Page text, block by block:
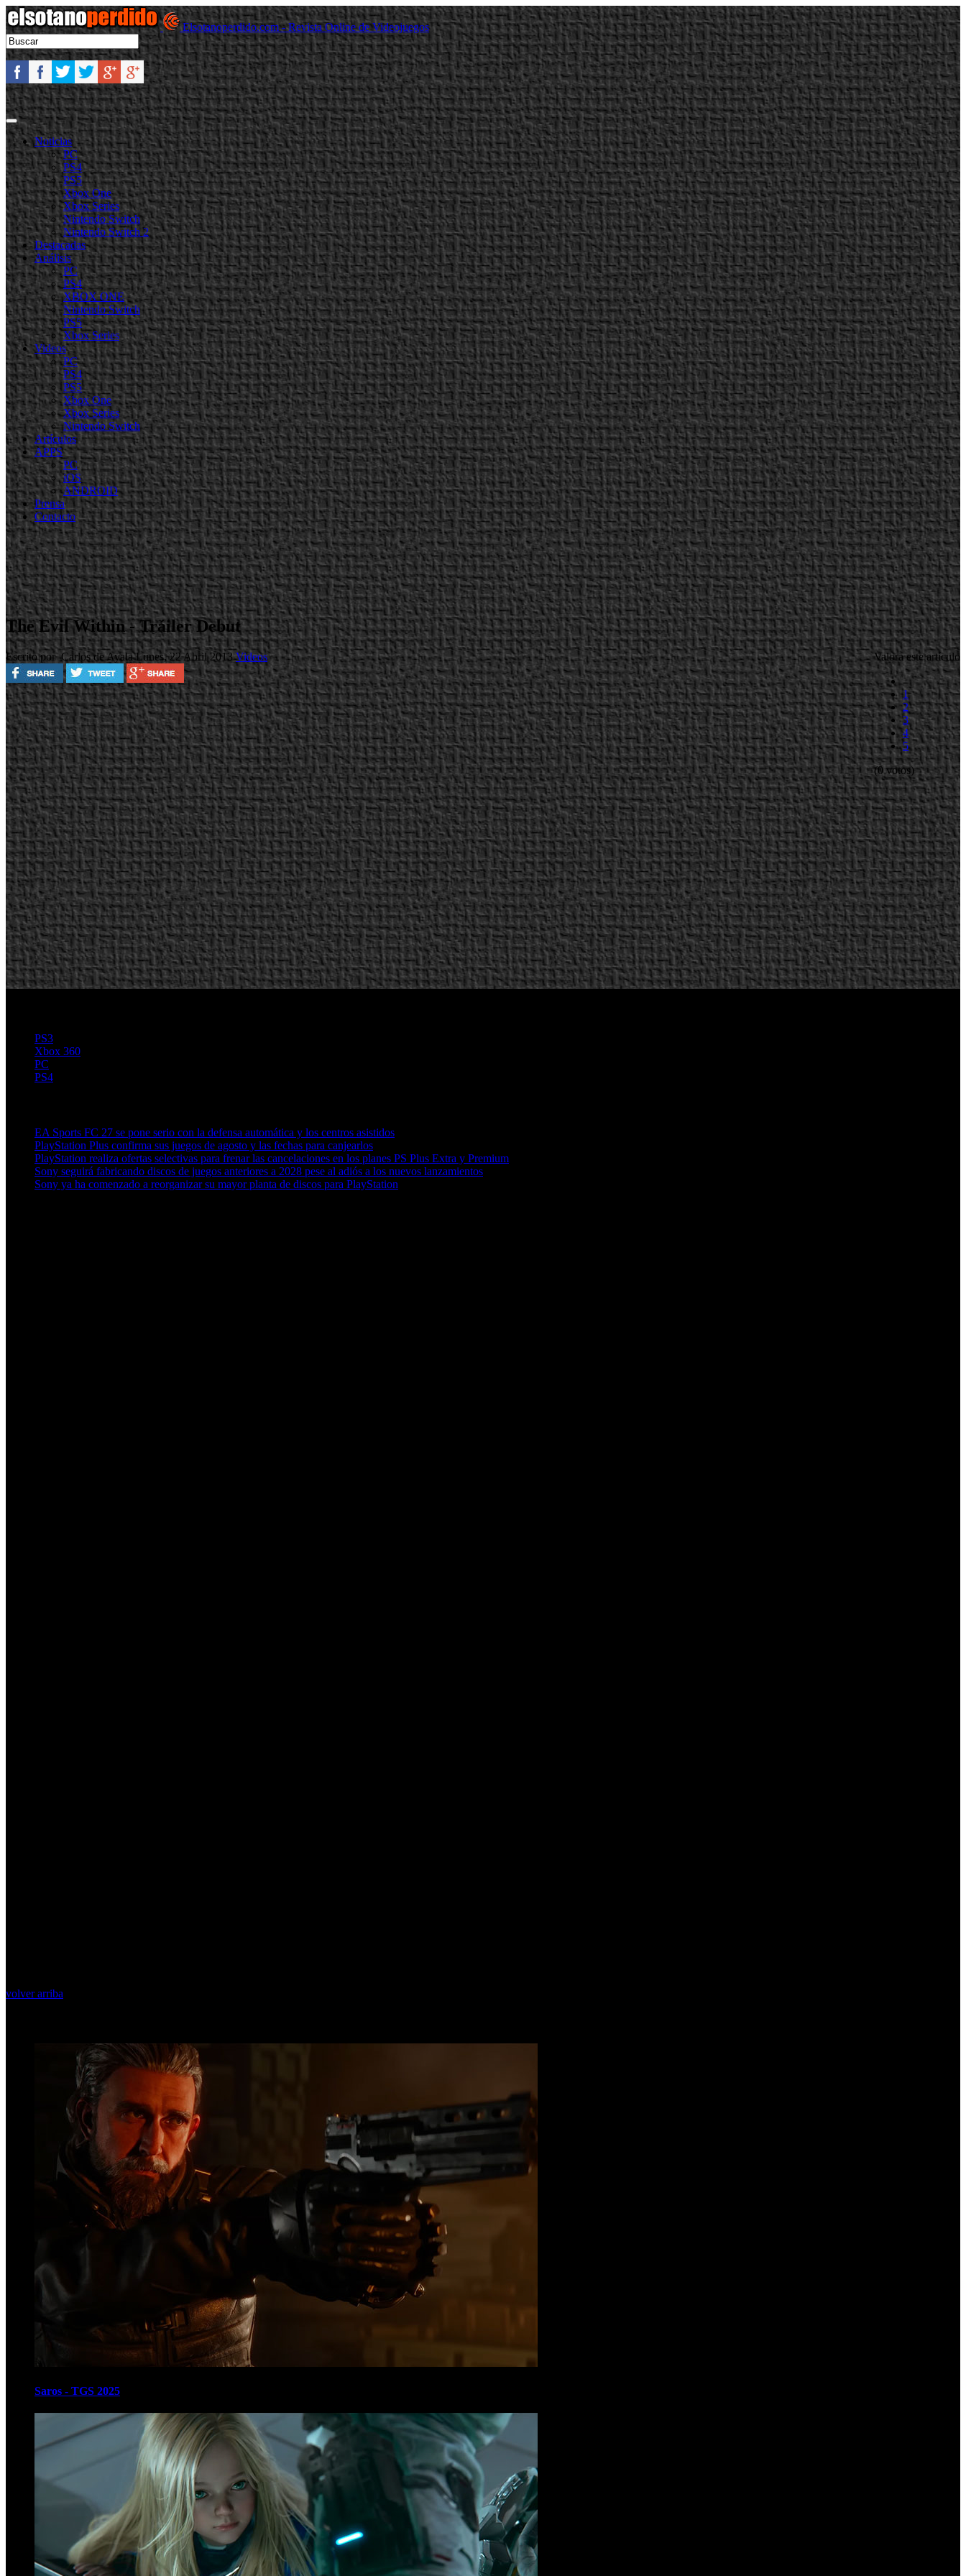
Elsotanoperdido.com - Revista Online de Videojuegos
Noticias
PC
PS4
PS5
Xbox One
Xbox Series
Nintendo Switch
Nintendo Switch 2
Destacadas
Análisis
PC
PS4
XBOX ONE
Nintendo Switch
PS5
Xbox Series
Videos
PC
PS4
PS5
Xbox One
Xbox Series
Nintendo Switch
Artículos
APPS
PC
iOS
ANDROID
Prensa
Contacto
The Evil Within - Tráiler Debut
Escrito por Carlos de AyalaLunes, 22 Abril 2013Videos Valora este artículo
1
2
3
4
5
(0 votos)
PS3
Xbox 360
PC
PS4
EA Sports FC 27 se pone serio con la defensa automática y los centros asistidos
PlayStation Plus confirma sus juegos de agosto y las fechas para canjearlos
PlayStation realiza ofertas selectivas para frenar las cancelaciones en los planes PS Plus Extra y Premium
Sony seguirá fabricando discos de juegos anteriores a 2028 pese al adiós a los nuevos lanzamientos
Sony ya ha comenzado a reorganizar su mayor planta de discos para PlayStation
volver arriba
Saros - TGS 2025